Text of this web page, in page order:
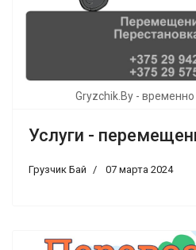
Gryzchik.By -
Услуги -
Грузчик Бай 07 марта 2024